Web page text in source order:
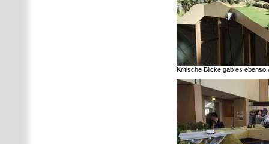
Kritische Blicke gab es ebenso